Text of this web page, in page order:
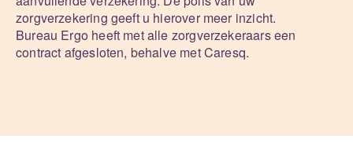
zorgverzekering geeft u hierover meer inzicht.
Bureau Ergo heeft met alle zorgverzekeraars een
contract afgesloten, behalve met Caresq.